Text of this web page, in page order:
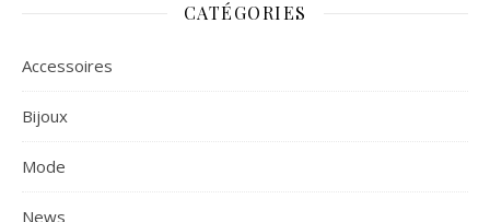
CATÉGORIES
Accessoires
Bijoux
Mode
News